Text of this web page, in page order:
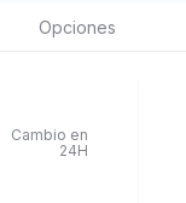
Opciones
Cambio en
24H